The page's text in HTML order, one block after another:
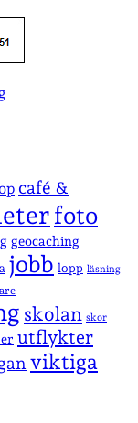
café &
foto
geocaching
jobb lopp läsning
skolan skor
utflykter
viktiga